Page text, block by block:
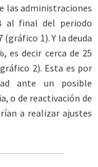
las administraciones
al final del periodo
1). Y la deuda
es decir cerca de 25
2). Esta es por
ante un posible
o de reactivación de
a realizar ajustes